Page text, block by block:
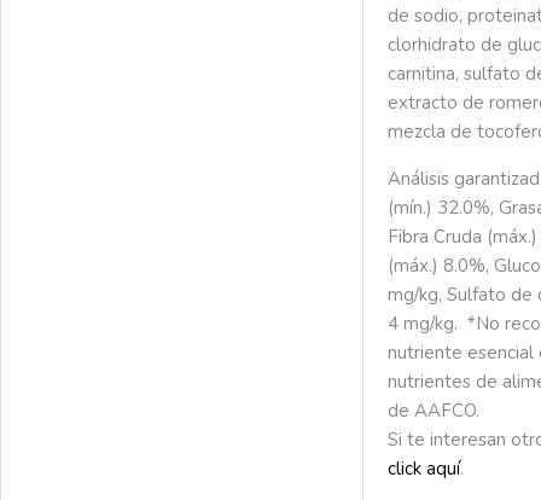
de sodio,
clorhidrato de
carnitina, sulfato
extracto de
mezcla de
Análisis
(mín.) 32.0%,
Fibra Cruda
(máx.) 8.0%,
mg/kg, Sulfato de
4 mg/kg. *No
nutriente
nutrientes de
de AAFCO.
Si te interesan
click aquí.